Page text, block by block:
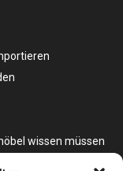
wissen müssen